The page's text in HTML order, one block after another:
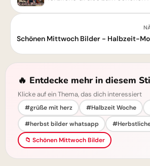
🔥 Entdecke mehr in diesem
Klicke auf ein Thema, das dich interessiert
#grüße mit herz #Halbzeit Woche
#herbst bilder whatsapp
📁 Schönen Mittwoch Bilder